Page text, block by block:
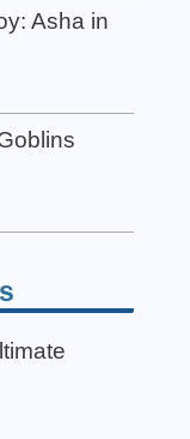
Asha in